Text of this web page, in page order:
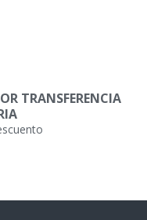
TRANSFERENCIA